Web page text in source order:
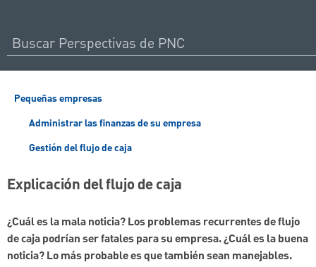
Pequeñas empresas
Administrar las finanzas de su empresa
Gestión del flujo de caja
Explicación del flujo de caja
¿Cuál es la mala noticia? Los problemas recurrentes de flujo
de caja podrían ser fatales para su empresa. ¿Cuál es la buena
noticia? Lo más probable es que también sean manejables.